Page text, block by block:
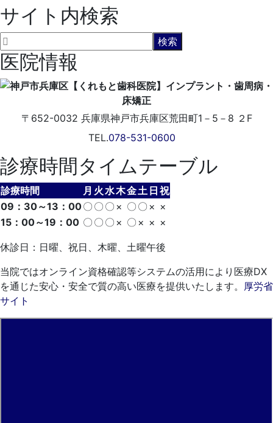
サイト内検索
医院情報
〒652-0032 兵庫県神戸市兵庫区荒田町1－5－8 ２F
TEL.078-531-0600
診療時間タイムテーブル
診療時間 月 火 水木金土 日 祝
09：30～13：00〇 〇 〇 × 〇 〇 × ×
15：00～19：00 〇 〇 〇 × 〇 × × ×
休診日：日曜、祝日、木曜、土曜午後
当院ではオンライン資格確認等システムの活用により医療DX
を通じた安心・安全で質の高い医療を提供いたします。 厚労省
サイト